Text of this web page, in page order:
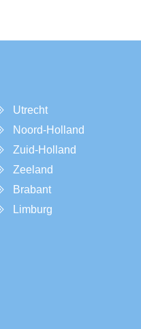
Utrecht
Noord-Holland
Zuid-Holland
Zeeland
Brabant
Limburg